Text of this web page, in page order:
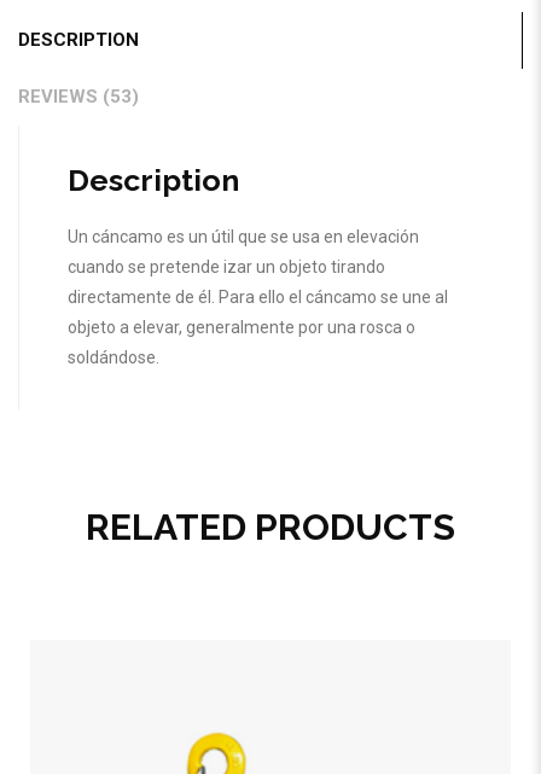
DESCRIPTION
REVIEWS (53)
Description
Un cáncamo es un útil que se usa en elevación
cuando se pretende izar un objeto tirando
directamente de él. Para ello el cáncamo se une al
objeto a elevar, generalmente por una rosca o
soldándose.
RELATED PRODUCTS